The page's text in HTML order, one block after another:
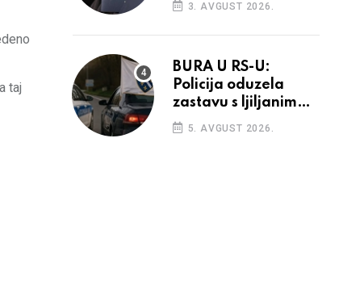
taj
3. AVGUST 2026.
BURA U RS-U:
Policija oduzela
zastavu s ljiljanima,
uručila prekršajni
nalog
5. AVGUST 2026.